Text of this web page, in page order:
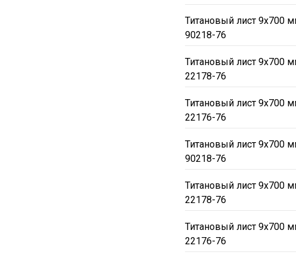
Титановый лист 9х700
90218-76
Титановый лист 9х700
22178-76
Титановый лист 9х700
22176-76
Титановый лист 9х700
90218-76
Титановый лист 9х700
22178-76
Титановый лист 9х700
22176-76